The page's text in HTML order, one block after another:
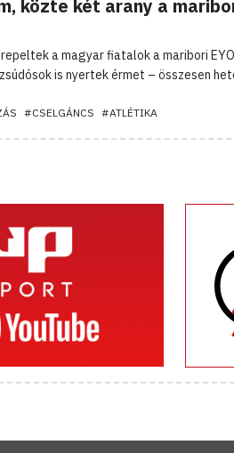
közte két arany a
a magyar fiatalok a maribori
is nyertek érmet – összesen
#CSELGÁNCS #ATLÉTIKA